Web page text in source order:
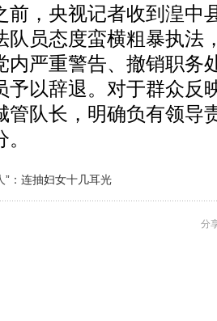
，央视记者收到湟中
队员态度蛮横粗暴执法
内严重警告、撤销职务
予以辞退。对于群众反
管队长，明确负有领导
”：连抽妇女十几耳光
分